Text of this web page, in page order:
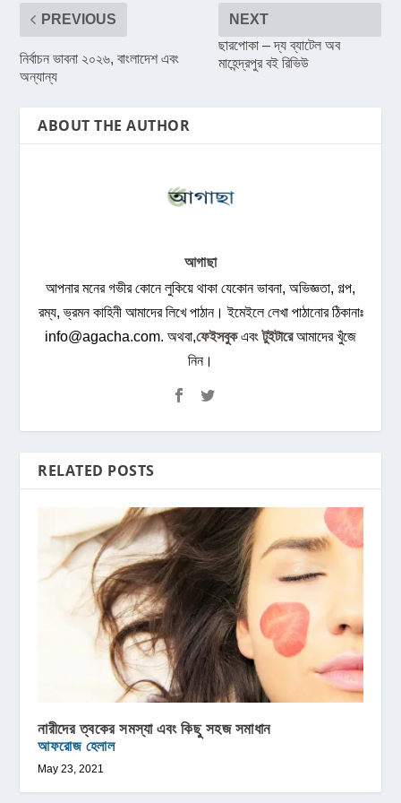
PREVIOUS
নির্বাচন ভাবনা ২০২৬, বাংলাদেশ এবং
অন্যান্য
NEXT
ছারপোকা – দ্য ব্যাটেল অব
মাহেন্দ্রপুর বই রিভিউ
ABOUT THE AUTHOR
আগাছা
আপনার মনের গভীর কোনে লুকিয়ে থাকা যেকোন ভাবনা, অভিজ্ঞতা, গল্প,
রম্য, ভ্রমন কাহিনী আমাদের লিখে পাঠান। ইমেইলে লেখা পাঠানোর ঠিকানাঃ
info@agacha.com. অথবা,ফেইসবুকএবংটুইটারেআমাদের খুঁজে
নিন।
RELATED POSTS
নারীদের ত্বকের সমস্যা এবং কিছু সহজ সমাধান
আফরোজ হেলাল
May 23, 2021